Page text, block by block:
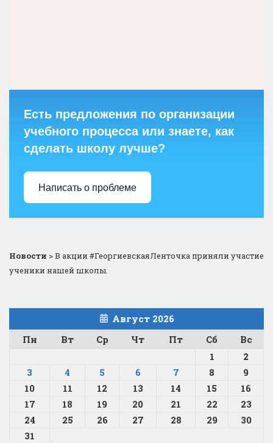
Есть предложения по организации
учебного процесса или знаете, как
сделать школу лучше?
Написать о проблеме
Новости >В акции #ГеоргиевскаяЛенточка приняли участие
ученики нашей школы.
Август 2026
Пн
Вт Ср Чт Пт Сб
Вс
1
2
3
4 5 6 7 8
9
10
11 12 13 14 15
16
17
18 19 20 21 22
23
24
25 26 27 28 29
30
31